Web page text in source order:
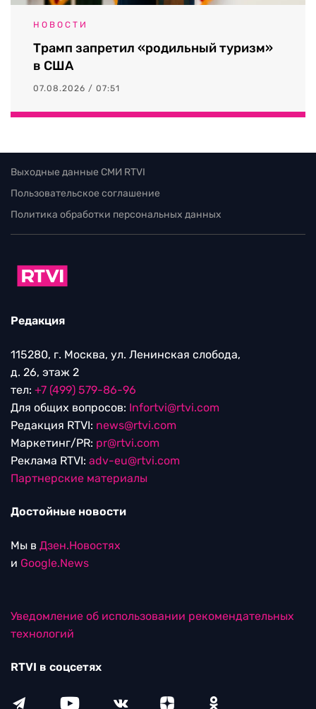
НОВОСТИ
Трамп запретил «родильный туризм»
в США
07.08.2026 / 07:51
Выходные данные СМИ RTVI
Пользовательское соглашение
Политика обработки персональных данных
Редакция
115280, г. Москва, ул. Ленинская слобода,
д. 26, этаж 2
тел: +7 (499) 579-86-96
Для общих вопросов: Infortvi@rtvi.com
Редакция RTVI: news@rtvi.com
Маркетинг/PR: pr@rtvi.com
Реклама RTVI: adv-eu@rtvi.com
Партнерские материалы
Достойные новости
Мы в Дзен.Новостях
и Google.News
Уведомление об использовании рекомендательных
технологий
RTVI в соцсетях